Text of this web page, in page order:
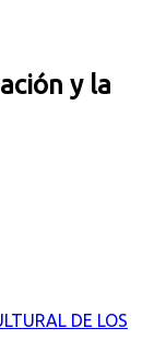
y la
DE LOS